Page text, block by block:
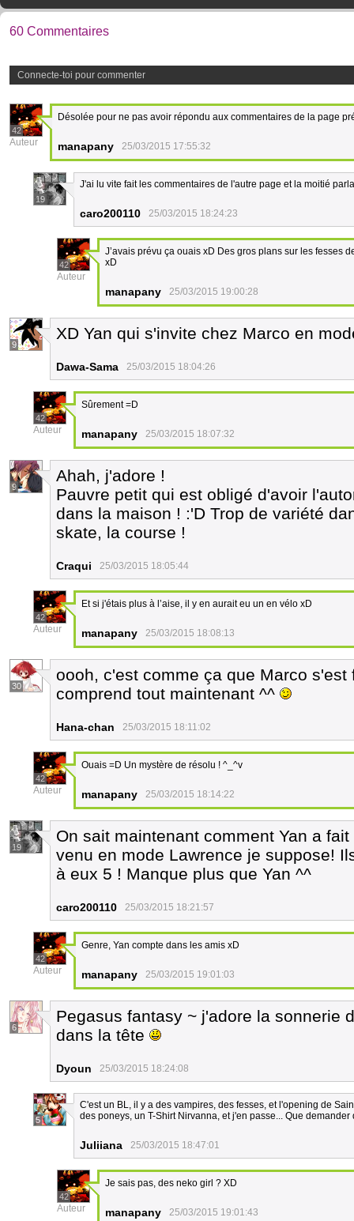
60 Commentaires
Connecte-toi pour commenter
42
Auteur
Désolée pour ne pas avoir répondu aux commentaires de la page
manapany 25/03/2015 17:55:32
19
J'ai lu vite fait les commentaires de l'autre page et la moitié
caro200110 25/03/2015 18:24:23
42
Auteur
J’avais prévu ça ouais xD Des gros plans sur les fesses
xD
manapany 25/03/2015 19:00:28
9
XD Yan qui s'invite chez Marco en
Dawa-Sama 25/03/2015 18:04:26
42
Auteur
Sûrement =D
manapany 25/03/2015 18:07:32
9
Ahah, j'adore !
Pauvre petit qui est obligé d'avoir
dans la maison ! :'D Trop de variété
skate, la course !
Craqui 25/03/2015 18:05:44
42
Auteur
Et si j'étais plus à l’aise, il y en aurait eu un en vélo xD
manapany 25/03/2015 18:08:13
30
oooh, c'est comme ça que Marco
comprend tout maintenant ^^
Hana-chan 25/03/2015 18:11:02
42
Auteur
Ouais =D Un mystère de résolu ! ^_^v
manapany 25/03/2015 18:14:22
19
On sait maintenant comment Yan a
venu en mode Lawrence je suppose!
à eux 5 ! Manque plus que Yan ^^
caro200110 25/03/2015 18:21:57
42
Auteur
Genre, Yan compte dans les amis xD
manapany 25/03/2015 19:01:03
6
Pegasus fantasy ~ j'adore la sonnerie
dans la tête
Dyoun 25/03/2015 18:24:08
5
C'est un BL, il y a des vampires, des fesses, et l'opening de
des poneys, un T-Shirt Nirvanna, et j'en passe... Que demander
Juliiana 25/03/2015 18:47:01
42
Auteur
Je sais pas, des neko girl ? XD
manapany 25/03/2015 19:01:43